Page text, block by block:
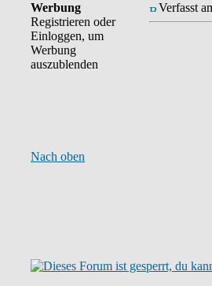
Werbung
Registrieren oder
Einloggen, um
Werbung
auszublenden
Verfasst
Nach oben